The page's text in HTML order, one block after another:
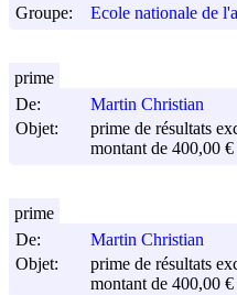
Groupe:
Ecole nationale de
De:
Martin Christian
Objet:
prime de résultats
montant de 400,00
prime
De:
Martin Christian
Objet:
prime de résultats
montant de 400,00
prime